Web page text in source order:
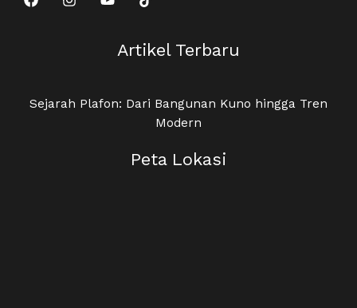
Artikel Terbaru
Sejarah Plafon: Dari Bangunan Kuno hingga Tren
Modern
Peta Lokasi